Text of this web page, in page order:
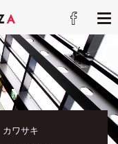
カワサキ